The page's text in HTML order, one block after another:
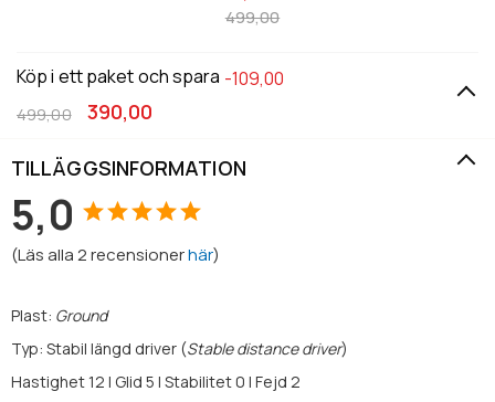
499,00
Köp i ett paket och spara -109,00
390,00
499,00
TILLÄGGSINFORMATION
5,0
(Läs alla2recensionerhär)
Plast: Ground
Typ: Stabil längd driver (Stable distance driver)
Hastighet 12 | Glid 5 | Stabilitet 0 | Fejd 2